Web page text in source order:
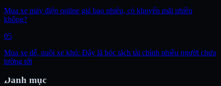
Mua xe máy điện online giá bao nhiêu, có khuyến mãi nhiều
không?
05
Mua xe dễ, nuôi xe khó: Đây là bóc tách tài chính nhiều người chưa
lường tới
Danh mục